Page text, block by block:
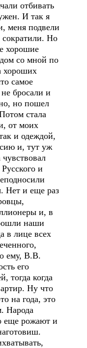
отбивать
И так я
меня подвели
Но
хорошие
со мной по
хороших
самое
бросали и
но пошел
стала
от моих
и одеждой,
и, тут уж
и
Нет и еще раз
и, в
наши
в лице всех
ему, В.В.
его
тогда когда
Ну что
на года, это
Народа
еще рожают и